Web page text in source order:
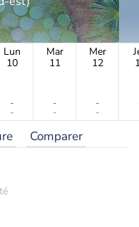
Lun
10
-
-
Mar
11
-
-
Mer
12
-
-
Comparer